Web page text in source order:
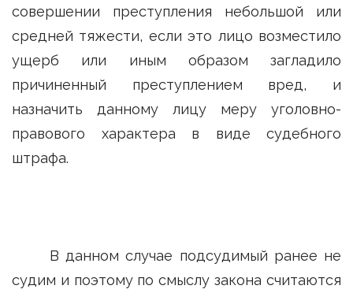
совершении преступления небольшой или
средней тяжести, если это лицо возместило
ущерб или иным образом загладило
причиненный преступлением вред, и
назначить данному лицу меру уголовно-
правового характера в виде судебного
штрафа.
В данном случае подсудимый ранее не
судим и поэтому по смыслу закона считаются